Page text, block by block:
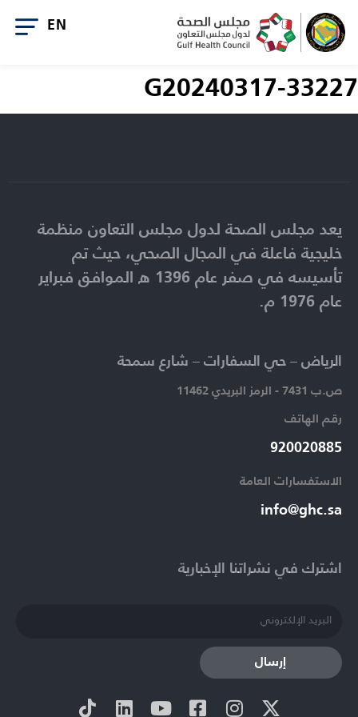
G20240317-33227
اشترك في نشراتنا الإخبارية​
إرسال
الرياض – حي السفارات – شارع سمحة​
ص.ب 7431 - الرمز البريدي 11462
رقم الهاتف​
920020885​
الاستفسارات العامة ​
info@ghc.sa​
يعد مجلس الصحة لدول مجلس التعاون منظمة
خليجية فاعلة في المجال الصحي، حيث تم
تأسيسه في صفر عام 1396 ه الموافق فبراير
عام 1976 م.